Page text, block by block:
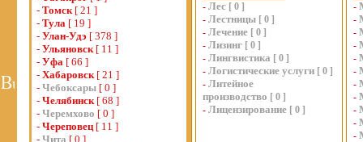
- Томск[ 21 ]
- Тула [ 19 ]
- Улан-Удэ [ 378 ]
- Ульяновск[ 11 ]
- Уфа [ 66 ]
- Хабаровск[ 21 ]
- Чебоксары [ 0 ]
- Челябинск[ 68 ]
- Черемхово [ 0 ]
- Череповец[ 11 ]
- Чита [ 0 ]
- Лес [ 0 ]
- Лестницы [ 0 ]
- Лечение [ 0 ]
- Лизинг [ 0 ]
- Лингвистика [ 0 ]
- Логистические услуги [ 0 ]
- Литейное
производство [ 0 ]
- Лицензирование [ 0 ]
-
-
-
-
-
-
-
-
-
-
-